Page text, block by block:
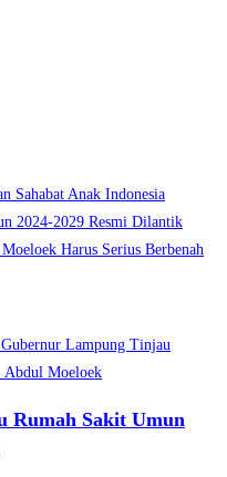
Sahabat Anak Indonesia
2024-2029 Resmi Dilantik
Harus Serius Berbenah
Rumah Sakit Umun